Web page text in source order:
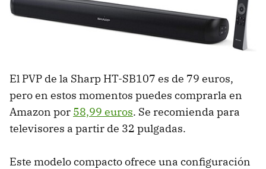
El PVP de la Sharp HT-SB107 es de 79 euros,
pero en estos momentos puedes comprarla en
Amazon por 58,99 euros. Se recomienda para
televisores a partir de 32 pulgadas.
Este modelo compacto ofrece una configuración